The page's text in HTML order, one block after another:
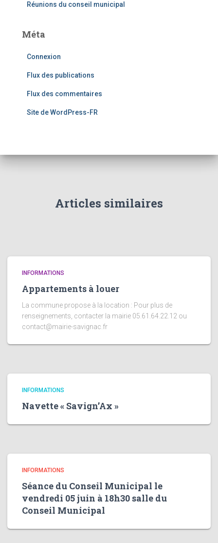
Réunions du conseil municipal
Méta
Connexion
Flux des publications
Flux des commentaires
Site de WordPress-FR
Articles similaires
INFORMATIONS
Appartements à louer
La commune propose à la location : Pour plus de
renseignements, contacter la mairie 05.61.64.22.12 ou
contact@mairie-savignac.fr
INFORMATIONS
Navette « Savign’Ax »
INFORMATIONS
Séance du Conseil Municipal le
vendredi 05 juin à 18h30 salle du
Conseil Municipal